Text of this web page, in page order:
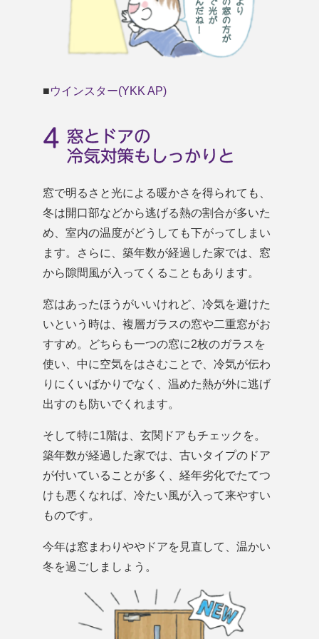
■ウインスター(YKK AP)
窓で明るさと光による暖かさを得られても、
冬は開口部などから逃げる熱の割合が多いた
め、室内の温度がどうしても下がってしまい
ます。さらに、築年数が経過した家では、窓
から隙間風が入ってくることもあります。
窓はあったほうがいいけれど、冷気を避けた
いという時は、複層ガラスの窓や二重窓がお
すすめ。どちらも一つの窓に2枚のガラスを
使い、中に空気をはさむことで、冷気が伝わ
りにくいばかりでなく、温めた熱が外に逃げ
出すのも防いでくれます。
そして特に1階は、玄関ドアもチェックを。
築年数が経過した家では、古いタイプのドア
が付いていることが多く、経年劣化でたてつ
けも悪くなれば、冷たい風が入って来やすい
ものです。
今年は窓まわりややドアを見直して、温かい
冬を過ごしましょう。